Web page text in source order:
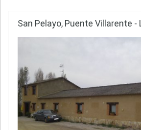
San Pelayo, Puente Villarente -